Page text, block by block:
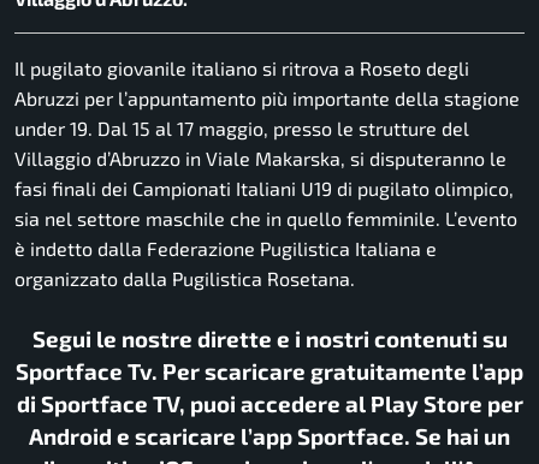
Il pugilato giovanile italiano si ritrova a Roseto degli
Abruzzi per l’appuntamento più importante della stagione
under 19. Dal 15 al 17 maggio, presso le strutture del
Villaggio d’Abruzzo in Viale Makarska, si disputeranno le
fasi finali dei Campionati Italiani U19 di pugilato olimpico,
sia nel settore maschile che in quello femminile. L’evento
è indetto dalla Federazione Pugilistica Italiana e
organizzato dalla Pugilistica Rosetana.
Segui le nostre dirette e i nostri contenuti su
Sportface Tv. Per scaricare gratuitamente l’app
di Sportface TV, puoi accedere al Play Store per
Android e scaricare l’app Sportface. Se hai un